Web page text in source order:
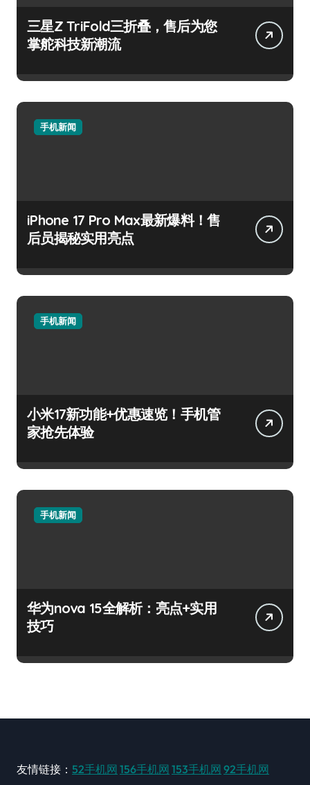
三星Z TriFold三折叠，售后为您
掌舵科技新潮流
手机新闻
iPhone 17 Pro Max最新爆料！售
后员揭秘实用亮点
手机新闻
小米17新功能+优惠速览！手机管
家抢先体验
手机新闻
华为nova 15全解析：亮点+实用
技巧
友情链接： 52手机网 156手机网 153手机网 92手机网